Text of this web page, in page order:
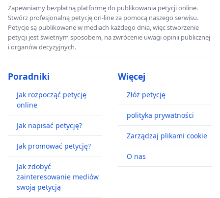
Zapewniamy bezpłatną platformę do publikowania petycji online.
Stwórz profesjonalną petycję on-line za pomocą naszego serwisu.
Petycje są publikowane w mediach każdego dnia, więc stworzenie
petycji jest świetnym sposobem, na zwrócenie uwagi opinii publicznej
i organów decyzyjnych.
Poradniki
Jak rozpocząć petycję
online
Jak napisać petycję?
Jak promować petycję?
Jak zdobyć
zainteresowanie mediów
swoją petycją
Więcej
Złóż petycję
polityka prywatności
Zarządzaj plikami cookie
O nas